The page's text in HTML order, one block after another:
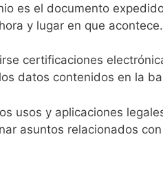
es el documento
y lugar en que acontece.
certificaciones
datos contenidos en la
usos y aplicaciones
asuntos relacionados